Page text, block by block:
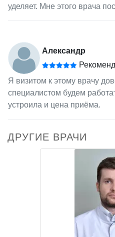
уделяет. Мне этого врача
Александр
Я визитом к этому врачу
специалистом будем
устроила и цена приёма.
ДРУГИЕ ВРАЧИ